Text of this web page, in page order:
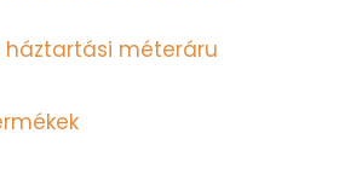
háztartási méteráru